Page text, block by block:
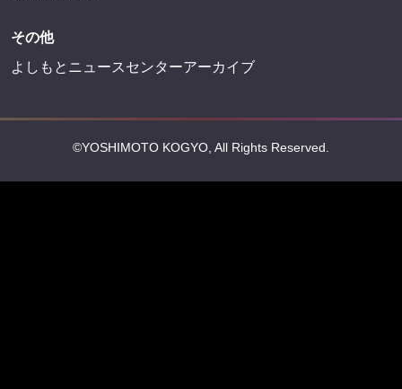
その他
よしもとニュースセンターアーカイブ
©YOSHIMOTO KOGYO, All Rights Reserved.